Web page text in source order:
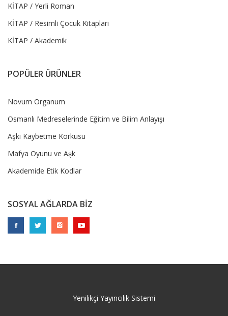
KİTAP / Yerli Roman
KİTAP / Resimli Çocuk Kitapları
KİTAP / Akademik
POPÜLER ÜRÜNLER
Novum Organum
Osmanlı Medreselerinde Eğitim ve Bilim Anlayışı
Aşkı Kaybetme Korkusu
Mafya Oyunu ve Aşk
Akademide Etik Kodlar
SOSYAL AĞLARDA BİZ
Yenilikçi Yayıncılık Sistemi